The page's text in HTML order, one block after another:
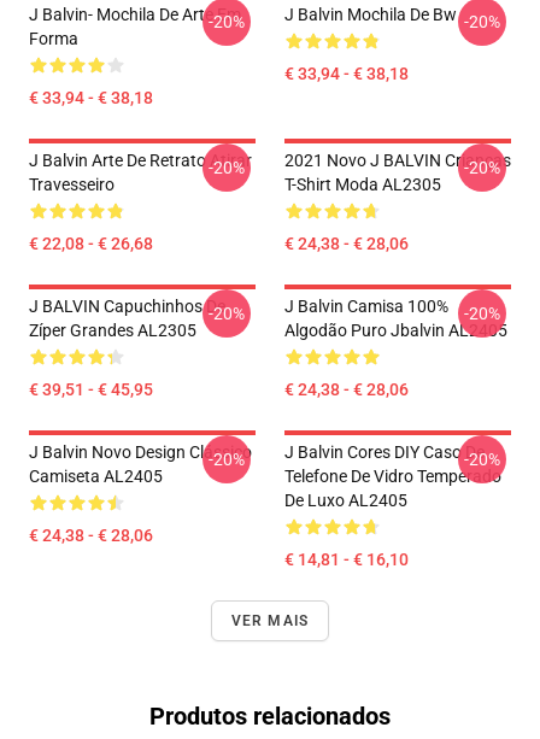
J Balvin- Mochila De Arte Em
Forma
€ 33,94 - € 38,18
-20% J Balvin Mochila De Bw
€ 33,94 - € 38,18
-20%
J Balvin Arte De Retrato Atirar
Travesseiro
€ 22,08 - € 26,68
-20%
2021 Novo J BALVIN Crianças
T-Shirt Moda AL2305
€ 24,38 - € 28,06
-20%
J BALVIN Capuchinhos De
Zíper Grandes AL2305
€ 39,51 - € 45,95
-20%
J Balvin Camisa 100%
Algodão Puro Jbalvin AL2405
€ 24,38 - € 28,06
-20%
J Balvin Novo Design Clássico
Camiseta AL2405
€ 24,38 - € 28,06
-20%
J Balvin Cores DIY Caso De
Telefone De Vidro Temperado
De Luxo AL2405
€ 14,81 - € 16,10
-20%
VER MAIS
Produtos relacionados